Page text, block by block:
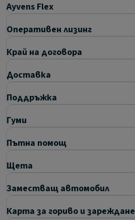
Ayvens Flex
Оперативен лизинг
Край на договора
Доставка
Поддръжка
Гуми
Пътна помощ
Щета
Заместващ автомобил
Карта за гориво и зареждане